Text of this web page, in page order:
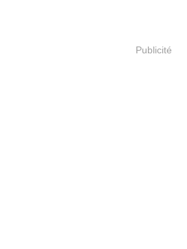
Publicité